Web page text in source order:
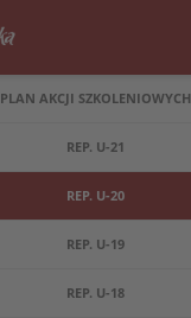
PLAN AKCJI SZKOLENIOWYCH
REP. U-21
REP. U-20
REP. U-19
REP. U-18